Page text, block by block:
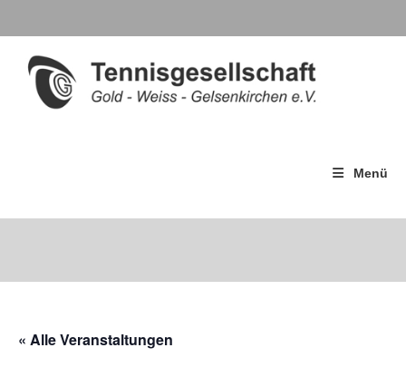
Menü
« Alle Veranstaltungen